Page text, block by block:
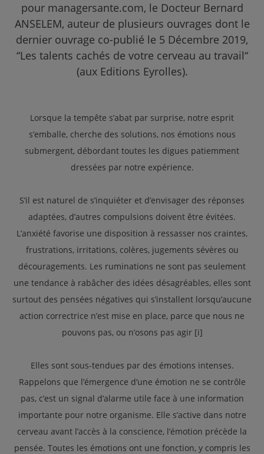
pour managersante.com, le Docteur Bernard
ANSELEM, auteur de plusieurs ouvrages dont le
dernier ouvrage co-publié le 5 Décembre 2019,
“Les talents cachés de votre cerveau au travail“
(aux Editions Eyrolles).
Lorsque la tempête s’abat par surprise, notre esprit
s’emballe, cherche des solutions, nos émotions nous
submergent, débordant toutes les digues patiemment
dressées par notre expérience.
S’il est naturel de s’inquiéter et d’envisager des réponses
adaptées, d’autres compulsions doivent être évitées.
L’anxiété favorise une disposition à ressasser nos craintes,
frustrations, irritations, colères, jugements sévères ou
découragements. Les ruminations ne sont pas seulement
une tendance à rabâcher des idées désagréables, elles sont
surtout des pensées négatives qui s’installent lorsqu’aucune
action correctrice n’est mise en place, parce que nous ne
pouvons pas, ou n’osons pas agir [i]
Elles sont sous-tendues par des émotions intenses.
Rappelons que l’émergence d’une émotion ne se contrôle
pas, c’est un signal d’alarme utile face à une information
importante pour notre organisme. Elle s’active dans notre
cerveau avant l’accès à la conscience, l’émotion précède la
pensée. Toutes les émotions ont une fonction, y compris les